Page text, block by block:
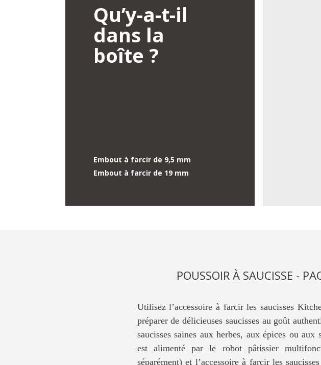
Qu’y-a-t-il
dans la
boîte ?
Embout à farcir de 9,5 mm
Embout à farcir de 19 mm
POUSSOIR À SAUCISSE -
Utilisez l’accessoire à farcir les saucisses
préparer de délicieuses saucisses au goût
saucisses saines aux herbes, aux épices ou
est alimenté par le robot pâtissier
séparément) et l’accessoire à farcir les